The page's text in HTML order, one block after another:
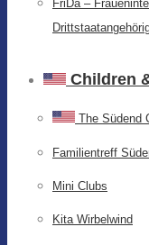
FriDa –
Children
The Südend
Familientreff
Mini Clubs
Kita Wirbelwind